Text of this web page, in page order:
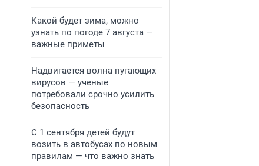
Какой будет зима, можно
узнать по погоде 7 августа —
важные приметы
Надвигается волна пугающих
вирусов — ученые
потребовали срочно усилить
безопасность
С 1 сентября детей будут
возить в автобусах по новым
правилам — что важно знать